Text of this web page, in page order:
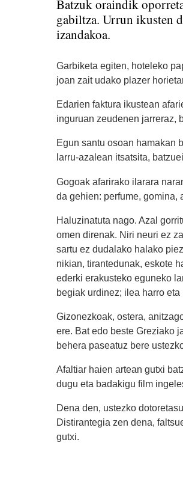
Batzuk oraindik
gabiltza. Urrun ikusten
izandakoa.
Garbiketa egiten, hoteleko
joan zait udako plazer
Edarien faktura ikustean
inguruan zeudenen jarreraz,
Egun santu osoan hamakan
larru-azalean itsatsita,
Gogoak afarirako ilarara
da gehien: perfume, gomina,
Haluzinatuta nago. Azal
omen direnak. Niri neuri ez
sartu ez dudalako halako
nikian, tirantedunak, eskote
ederki erakusteko eguneko
begiak urdinez; ilea harro
Gizonezkoak, ostera,
ere. Bat edo beste Greziako
behera paseatuz bere
Afaltiar haien artean gutxi
dugu eta badakigu film
Dena den, ustezko
Distirantegia zen dena,
gutxi.